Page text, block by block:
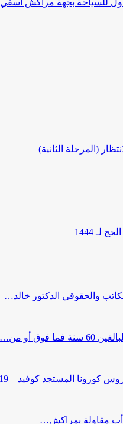
للسياحة بجهة مراكش آسفي
(المرحلة الثانية)
1444
والحقوقي الدكتور خالد…
أو من…
المستجد كوفيد – 19 ، بدون…
مقاولة بمراكش…